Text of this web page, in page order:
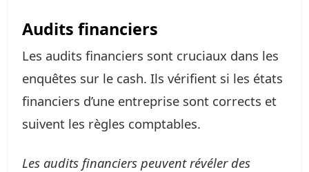
Audits financiers
Les audits financiers sont cruciaux dans les
enquêtes sur le cash. Ils vérifient si les états
financiers d’une entreprise sont corrects et
suivent les règles comptables.
Les audits financiers peuvent révéler des